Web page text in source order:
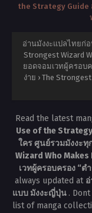
the Strategy Guide
อ่านมังงะแปลไทยก่
Strongest Wizard
ยอดจอมเวทผู้ครอบ
ง่าย › The
Read the latest
Use of the
ใคร ศูนย์รวมมังงะ
Wizard Who
เวทผู้ครอบครอง “
always updated at
แบบ มังงะญี่ปุ่น .
list of manga